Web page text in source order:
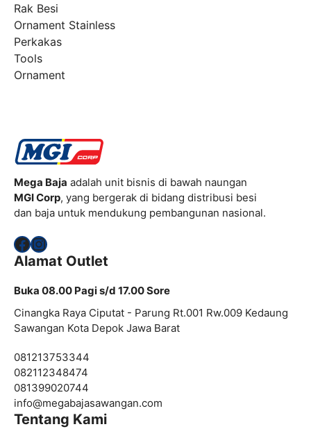
Rak Besi
Ornament Stainless
Perkakas
Tools
Ornament
Mega Baja adalah unit bisnis di bawah naungan
MGI Corp, yang bergerak di bidang distribusi besi
dan baja untuk mendukung pembangunan nasional.
Facebook
Instagram
Alamat Outlet
Buka 08.00 Pagi s/d 17.00 Sore
Cinangka Raya Ciputat - Parung Rt.001 Rw.009 Kedaung
Sawangan Kota Depok Jawa Barat
081213753344
082112348474
081399020744
info@megabajasawangan.com
Tentang Kami